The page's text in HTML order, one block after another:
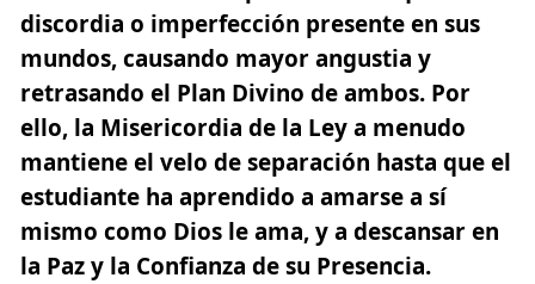
discordia o imperfección presente en sus
mundos, causando mayor angustia y
retrasando el Plan Divino de ambos. Por
ello, la Misericordia de la Ley a menudo
mantiene el velo de separación hasta que el
estudiante ha aprendido a amarse a sí
mismo como Dios le ama, y a descansar en
la Paz y la Confianza de su Presencia.